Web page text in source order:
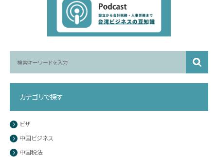
カテゴリで探す
ビザ
中国ビジネス
中国税法